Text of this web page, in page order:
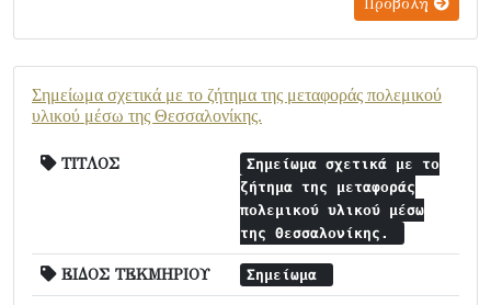
Προβολή
Σημείωμα σχετικά με το ζήτημα της μεταφοράς πολεμικού
υλικού μέσω της Θεσσαλονίκης.
ΤΙΤΛΟΣ
Σημείωμα σχετικά με το
ζήτημα της μεταφοράς
πολεμικού υλικού μέσω
της Θεσσαλονίκης.
ΕΙΔΟΣ ΤΕΚΜΗΡΙΟΥ Σημείωμα